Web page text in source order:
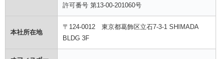
許可番号 第13-00-201060号
本社所在地
〒124-0012 東京都葛飾区立石7-3-1 SHIMADA
BLDG 3F